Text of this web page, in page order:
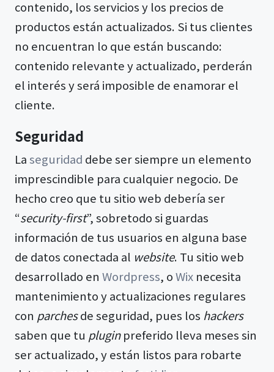
contenido, los servicios y los precios de
productos están actualizados. Si tus clientes
no encuentran lo que están buscando:
contenido relevante y actualizado, perderán
el interés y será imposible de enamorar el
cliente.
Seguridad
Laseguridad debe ser siempre un elemento
imprescindible para cualquier negocio. De
hecho creo que tu sitio web debería ser
“security-first”, sobretodo si guardas
información de tus usuarios en alguna base
de datos conectada al website. Tu sitio web
desarrollado en Wordpress, oWix necesita
mantenimiento y actualizaciones regulares
con parchesde seguridad, pues los hackers
saben que tu pluginpreferido lleva meses sin
ser actualizado, y están listos para robarte